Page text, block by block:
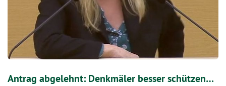
Antrag abgelehnt: Denkmäler besser schützen…